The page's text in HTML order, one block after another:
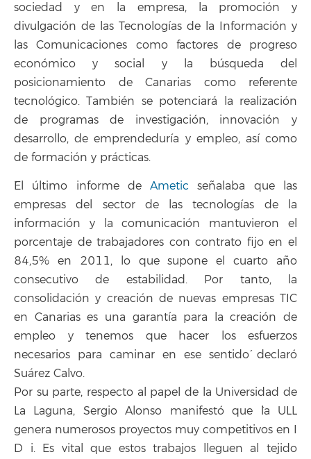
sociedad y en la empresa, la promoción y
divulgación de las Tecnologías de la Información y
las Comunicaciones como factores de progreso
económico y social y la búsqueda del
posicionamiento de Canarias como referente
tecnológico. También se potenciará la realización
de programas de investigación, innovación y
desarrollo, de emprendeduría y empleo, así como
de formación y prácticas.
`El último informe deAmetic señalaba que las
empresas del sector de las tecnologías de la
información y la comunicación mantuvieron el
porcentaje de trabajadores con contrato fijo en el
84,5% en 2011, lo que supone el cuarto año
consecutivo de estabilidad. Por tanto, la
consolidación y creación de nuevas empresas TIC
en Canarias es una garantía para la creación de
empleo y tenemos que hacer los esfuerzos
necesarios para caminar en ese sentido´ declaró
Suárez Calvo.
Por su parte, respecto al papel de la Universidad de
La Laguna, Sergio Alonso manifestó que `la ULL
genera numerosos proyectos muy competitivos en I
D i. Es vital que estos trabajos lleguen al tejido